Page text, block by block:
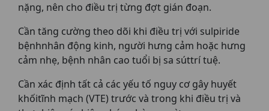
nặng, nên cho điều trị từng đợt gián đoạn.
Cần tăng cường theo dõi khi điều trị với sulpiride
bệnhnhân động kinh, người hưng cảm hoặc hưng
cảm nhẹ, bệnh nhân cao tuổi bị sa súttrí tuệ.
Cần xác định tất cả các yếu tố nguy cơ gây huyết
khốitĩnh mạch (VTE) trước và trong khi điều trị và